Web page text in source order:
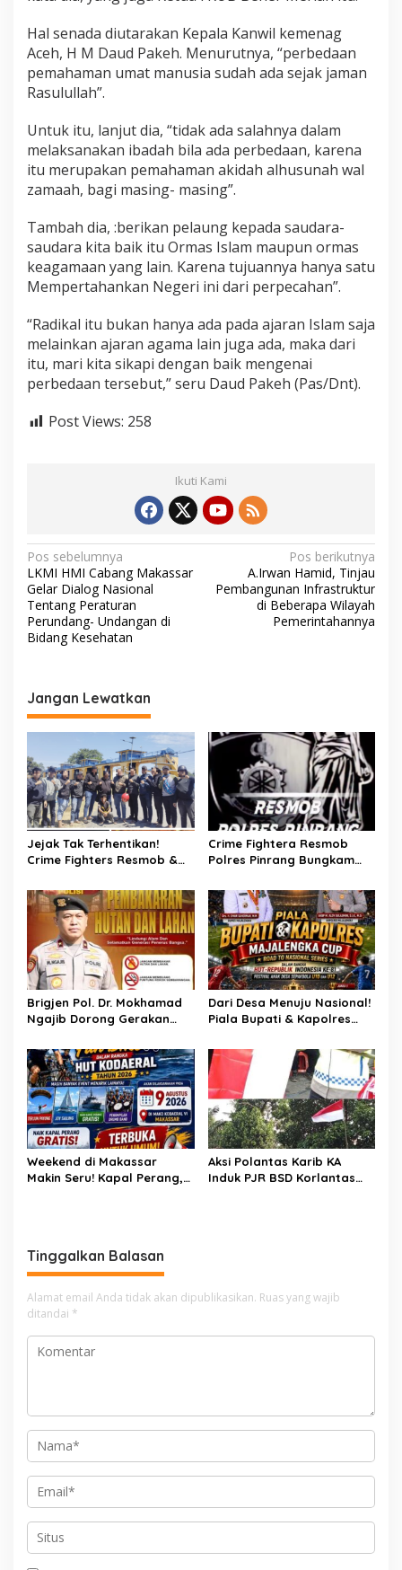
Hal senada diutarakan Kepala Kanwil kemenag
Aceh, H M Daud Pakeh. Menurutnya, “perbedaan
pemahaman umat manusia sudah ada sejak jaman
Rasulullah”.
Untuk itu, lanjut dia, “tidak ada salahnya dalam
melaksanakan ibadah bila ada perbedaan, karena
itu merupakan pemahaman akidah alhusunah wal
zamaah, bagi masing- masing”.
Tambah dia, :berikan pelaung kepada saudara-
saudara kita baik itu Ormas Islam maupun ormas
keagamaan yang lain. Karena tujuannya hanya satu
Mempertahankan Negeri ini dari perpecahan”.
“Radikal itu bukan hanya ada pada ajaran Islam saja
melainkan ajaran agama lain juga ada, maka dari
itu, mari kita sikapi dengan baik mengenai
perbedaan tersebut,” seru Daud Pakeh (Pas/Dnt).
Post Views: 258
Ikuti Kami
N
a
v
i
a
s
i
p
o
s
Pos sebelumnya
LKMI HMI Cabang Makassar
Gelar Dialog Nasional
Tentang Peraturan
Perundang- Undangan di
Bidang Kesehatan
Pos berikutnya
A.Irwan Hamid, Tinjau
Pembangunan Infrastruktur
di Beberapa Wilayah
Pemerintahannya
Jangan Lewatkan
Jejak Tak Terhentikan!
Crime Fighters Resmob &
Polres Pinrang Berhasil
Bekuk Pelaku Pembunuhan
di Jalan Macan, Apresiasi
Mengalir Untuk Ipda Ahmad
Haris dan Aiptu Syahrir,
Kerja Senyap Polisi
Berbuah Pengungkapan
Kasus Menonjol
Crime Fightera Resmob
Polres Pinrang Bungkam
Pembunuhan : Apresiasi
Mengalir Untuk Tim Buser
Ipda Ahmad Haris
Brigjen Pol. Dr. Mokhamad
Ngajib Dorong Gerakan
Hutan, Jaga Kehidupan
Dari Desa Menuju Nasional!
Piala Bupati & Kapolres
Bibit-Bibit Juara
Weekend di Makassar
Makin Seru! Kapal Perang,
Aksi Polantas Karib KA
Induk PJR BSD Korlantas
Tinggalkan Balasan
Alamat email Anda tidak akan dipublikasikan. Ruas yang wajib
ditandai *